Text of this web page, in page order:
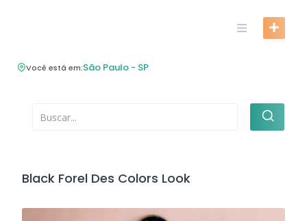
Você está em:São Paulo - SP
Black Forel Des Colors Look